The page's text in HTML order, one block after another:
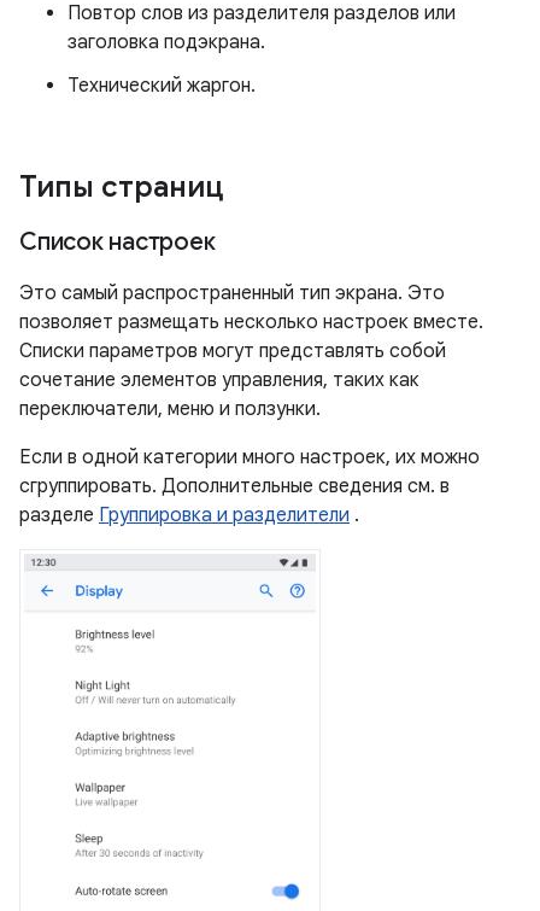
Повтор слов из разделителя разделов или
заголовка подэкрана.
Технический жаргон.
Типы страниц
Список настроек
Это самый распространенный тип экрана. Это
позволяет размещать несколько настроек вместе.
Списки параметров могут представлять собой
сочетание элементов управления, таких как
переключатели, меню и ползунки.
Если в одной категории много настроек, их можно
сгруппировать. Дополнительные сведения см. в
разделе Группировка и разделители .